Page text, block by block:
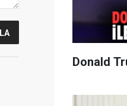
Donald